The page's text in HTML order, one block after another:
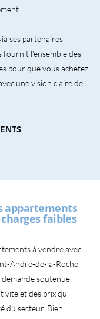
ses partenaires
fournit l'ensemble des
pour que vous achetez
une vision claire de
appartements
faibles
à vendre avec
André-de-la-Roche
soutenue,
vite et des prix qui
du secteur. Bien